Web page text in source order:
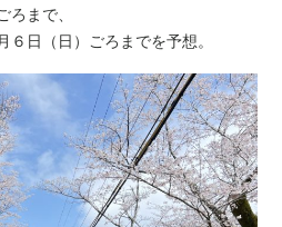
ろまで、
日（日）ごろまでを予想。